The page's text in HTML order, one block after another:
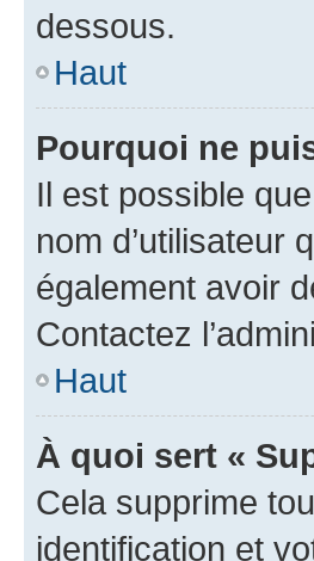
dessous.
Haut
Pourquoi ne
Il est possible
nom d’utilisateur
également avoir
Contactez
Haut
À quoi sert «
Cela supprime
identification et